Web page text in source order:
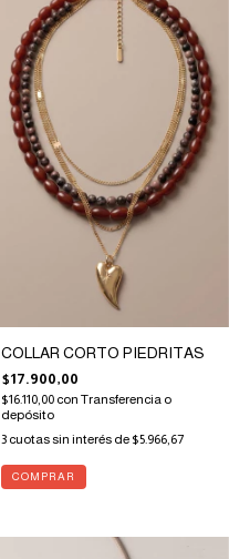
COLLAR CORTO PIEDRITAS
$17.900,00
$16.110,00 con Transferencia o
depósito
3 cuotas sin interés de $5.966,67